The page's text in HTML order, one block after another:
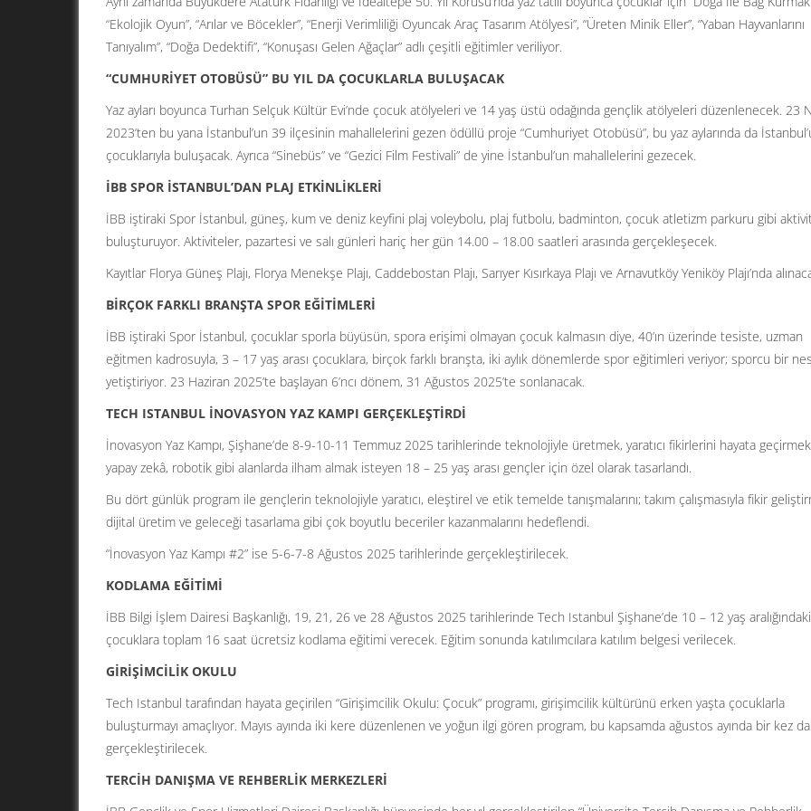
“Ekolojik Oyun”, “Arılar ve Böcekler”, “Enerji Verimliliği Oyuncak Araç Tasarım Atölyesi”, “Üreten Minik Eller”, “Yaban Hayvanlarını
Tanıyalım”, “Doğa Dedektifi”, “Konuşası Gelen Ağaçlar” adlı çeşitli eğitimler veriliyor.
“CUMHURİYET OTOBÜSÜ” BU YIL DA ÇOCUKLARLA BULUŞACAK
Yaz ayları boyunca Turhan Selçuk Kültür Evi’nde çocuk atölyeleri ve 14 yaş üstü odağında gençlik atölyeleri düzenlenecek. 23
2023’ten bu yana İstanbul’un 39 ilçesinin mahallelerini gezen ödüllü proje “Cumhuriyet Otobüsü”, bu yaz aylarında da
çocuklarıyla buluşacak. Ayrıca “Sinebüs” ve “Gezici Film Festivali” de yine İstanbul’un mahallelerini gezecek.
İBB SPOR İSTANBUL’DAN PLAJ ETKİNLİKLERİ
İBB iştiraki Spor İstanbul, güneş, kum ve deniz keyfini plaj voleybolu, plaj futbolu, badminton, çocuk atletizm parkuru gibi
buluşturuyor. Aktiviteler, pazartesi ve salı günleri hariç her gün 14.00 – 18.00 saatleri arasında gerçekleşecek.
Kayıtlar Florya Güneş Plajı, Florya Menekşe Plajı, Caddebostan Plajı, Sarıyer Kısırkaya Plajı ve Arnavutköy Yeniköy Plajı’nda
BİRÇOK FARKLI BRANŞTA SPOR EĞİTİMLERİ
İBB iştiraki Spor İstanbul, çocuklar sporla büyüsün, spora erişimi olmayan çocuk kalmasın diye, 40’ın üzerinde tesiste, uzman
eğitmen kadrosuyla, 3 – 17 yaş arası çocuklara, birçok farklı branşta, iki aylık dönemlerde spor eğitimleri veriyor; sporcu bir
yetiştiriyor. 23 Haziran 2025’te başlayan 6’ncı dönem, 31 Ağustos 2025’te sonlanacak.
TECH ISTANBUL İNOVASYON YAZ KAMPI GERÇEKLEŞTİRDİ
İnovasyon Yaz Kampı, Şişhane’de 8-9-10-11 Temmuz 2025 tarihlerinde teknolojiyle üretmek, yaratıcı fikirlerini hayata
yapay zekâ, robotik gibi alanlarda ilham almak isteyen 18 – 25 yaş arası gençler için özel olarak tasarlandı.
Bu dört günlük program ile gençlerin teknolojiyle yaratıcı, eleştirel ve etik temelde tanışmalarını; takım çalışmasıyla fikir
dijital üretim ve geleceği tasarlama gibi çok boyutlu beceriler kazanmalarını hedeflendi.
“İnovasyon Yaz Kampı #2” ise 5-6-7-8 Ağustos 2025 tarihlerinde gerçekleştirilecek.
KODLAMA EĞİTİMİ
İBB Bilgi İşlem Dairesi Başkanlığı, 19, 21, 26 ve 28 Ağustos 2025 tarihlerinde Tech Istanbul Şişhane’de 10 – 12 yaş aralığındaki
çocuklara toplam 16 saat ücretsiz kodlama eğitimi verecek. Eğitim sonunda katılımcılara katılım belgesi verilecek.
GİRİŞİMCİLİK OKULU
Tech Istanbul tarafından hayata geçirilen “Girişimcilik Okulu: Çocuk” programı, girişimcilik kültürünü erken yaşta çocuklarla
buluşturmayı amaçlıyor. Mayıs ayında iki kere düzenlenen ve yoğun ilgi gören program, bu kapsamda ağustos ayında bir kez
gerçekleştirilecek.
TERCİH DANIŞMA VE REHBERLİK MERKEZLERİ